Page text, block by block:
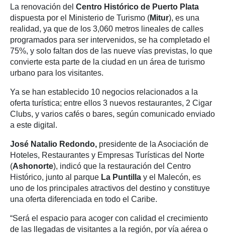
La renovación del Centro Histórico de Puerto Plata
dispuesta por el Ministerio de Turismo (Mitur), es una
realidad, ya que de los 3,060 metros lineales de calles
programados para ser intervenidos, se ha completado el
75%, y solo faltan dos de las nueve vías previstas, lo que
convierte esta parte de la ciudad en un área de turismo
urbano para los visitantes.
Ya se han establecido 10 negocios relacionados a la
oferta turística; entre ellos 3 nuevos restaurantes, 2 Cigar
Clubs, y varios cafés o bares, según comunicado enviado
a este digital.
José Natalio Redondo, presidente de la Asociación de
Hoteles, Restaurantes y Empresas Turísticas del Norte
(Ashonorte), indicó que la restauración del Centro
Histórico, junto al parque La Puntilla y el Malecón, es
uno de los principales atractivos del destino y constituye
una oferta diferenciada en todo el Caribe.
“Será el espacio para acoger con calidad el crecimiento
de las llegadas de visitantes a la región, por vía aérea o